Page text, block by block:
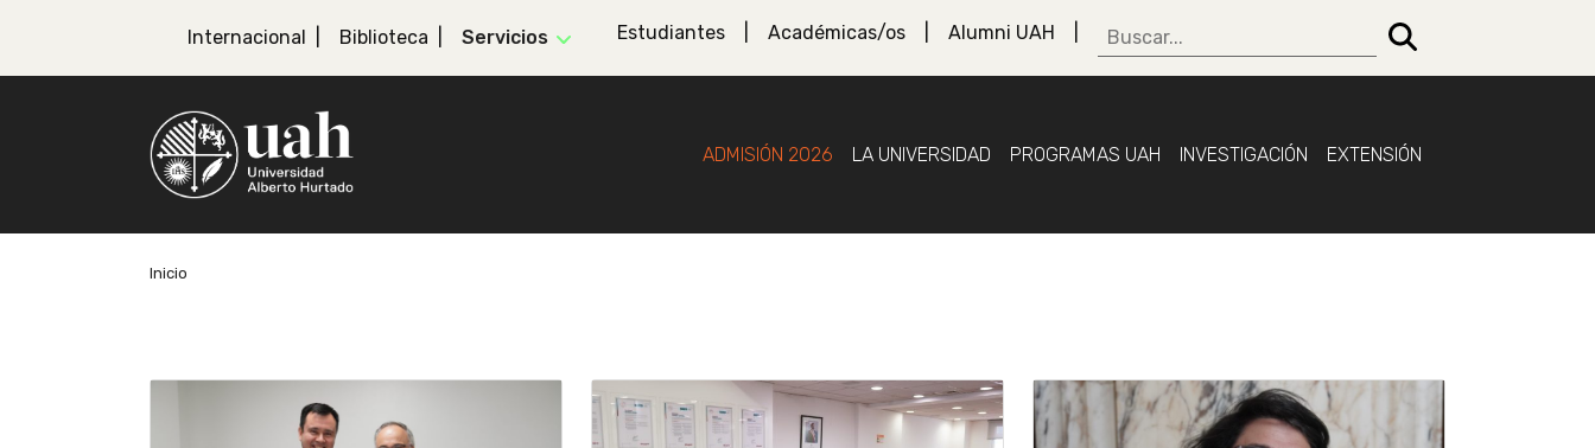
Internacional Biblioteca Servicios Estudiantes Académicas/os Alumni UAH
ADMISIÓN 2026 LA UNIVERSIDAD PROGRAMAS UAH INVESTIGACIÓN EXTENSIÓN
Inicio